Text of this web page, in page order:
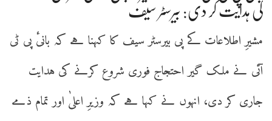
کی ہدایت کر دی: بیرسٹر سیف
مشیرِ اطلاعات کے پی بیرسٹر سیف کا کہنا ہے کہ بانیٔ پی ٹی
آئی نے ملک گیر احتجاج فوری شروع کرنے کی ہدایت
جاری کر دی، انہوں نے کہا ہے کہ وزیرِ اعلیٰ اور تمام ذمے